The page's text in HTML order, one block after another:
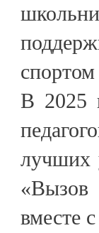
В 2025
лучших
«Вызов
вместе